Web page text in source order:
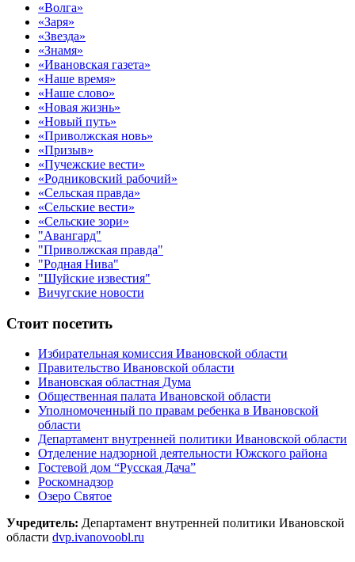
«Волга»
«Заря»
«Звезда»
«Знамя»
«Ивановская газета»
«Наше время»
«Наше слово»
«Новая жизнь»
«Новый путь»
«Приволжская новь»
«Призыв»
«Пучежские вести»
«Родниковский рабочий»
«Сельская правда»
«Сельские вести»
«Сельские зори»
"Авангард"
"Приволжская правда"
"Родная Нива"
"Шуйские известия"
Вичугские новости
Стоит посетить
Избирательная комиссия Ивановской области
Правительство Ивановской области
Ивановская областная Дума
Общественная палата Ивановской области
Уполномоченный по правам ребенка в Ивановской
области
Департамент внутренней политики Ивановской области
Отделение надзорной деятельности Южского района
Гостевой дом “Русская Дача”
Роскомнадзор
Озеро Святое
Учредитель: Департамент внутренней политики Ивановской
области dvp.ivanovoobl.ru